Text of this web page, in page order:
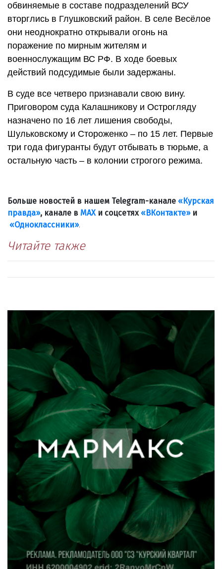
обвиняемые в составе подразделений ВСУ
вторглись в Глушковский район. В селе Весёлое
они неоднократно открывали огонь на
поражение по мирным жителям и
военнослужащим ВС РФ. В ходе боевых
действий подсудимые были задержаны.
В суде все четверо признавали свою вину.
Приговором суда Калашникову и Острогляду
назначено по 16 лет лишения свободы,
Шульковскому и Стороженко – по 15 лет. Первые
три года фигуранты будут отбывать в тюрьме, а
остальную часть – в колонии строгого режима.
Больше новостей в нашем Telegram-канале «Курская
правда», канале в МАХи соцсетях «ВКонтакте»и
«Одноклассники».
Читайте также